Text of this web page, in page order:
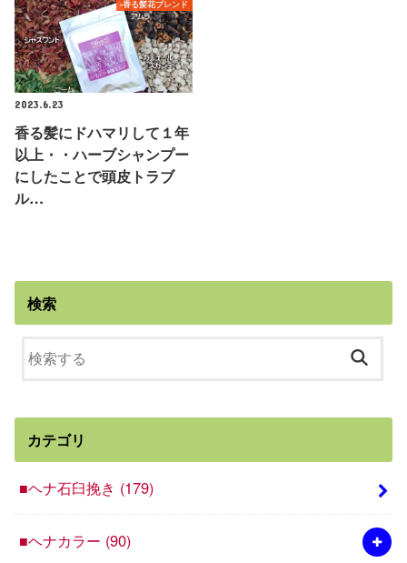
-香る髪花ブレンド
2023.6.23
香る髪にドハマリして１年
以上・・ハーブシャンプー
にしたことで頭皮トラブ
ル…
検索
カテゴリ
■ヘナ石臼挽き (179)
■ヘナカラー (90)